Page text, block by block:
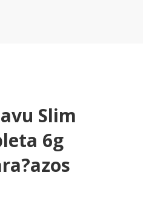
Slim
6g